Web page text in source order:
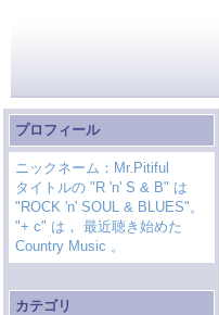
プロフィール
ニックネーム：Mr.Pitiful
タイトルの "R 'n' S & B" は
"ROCK 'n' SOUL & BLUES"。
"+ c" は， 最近聴き始めた
Country Music 。
カテゴリ